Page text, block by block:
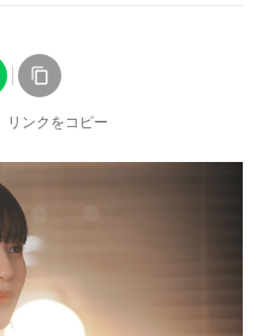
リンクをコピー